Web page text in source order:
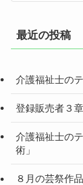
最近の投稿
介護福祉士の
登録販売者３
介護福祉士の
術」
８月の芸祭作